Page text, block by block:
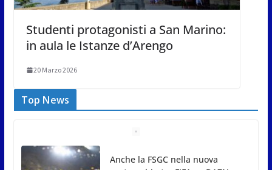
Studenti protagonisti a San Marino:
in aula le Istanze d’Arengo
20 Marzo 2026
Top News
San Marino Comics 2026 punta